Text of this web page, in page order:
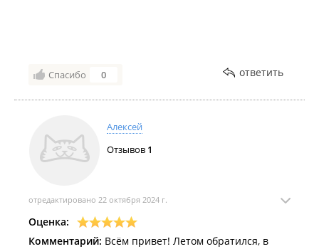
Спасибо 0 ответить
Алексей
Отзывов 1
отредактировано 22 октября 2024 г.
Оценка:
Комментарий: Всём привет! Летом обратился, в